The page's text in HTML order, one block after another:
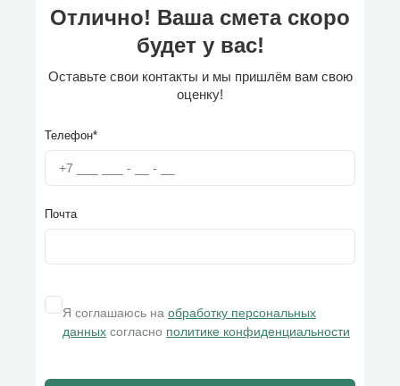
Отлично! Ваша смета скоро
будет у вас!
Оставьте свои контакты и мы пришлём вам свою
оценку!
Телефон*
Почта
Я соглашаюсь наобработку персональных
данных согласно политике конфиденциальности